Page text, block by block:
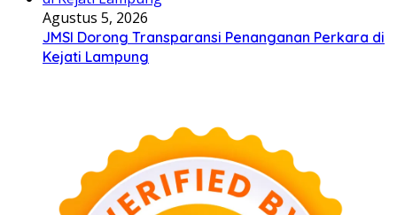
Agustus 5, 2026
JMSI Dorong Transparansi Penanganan Perkara di
Kejati Lampung